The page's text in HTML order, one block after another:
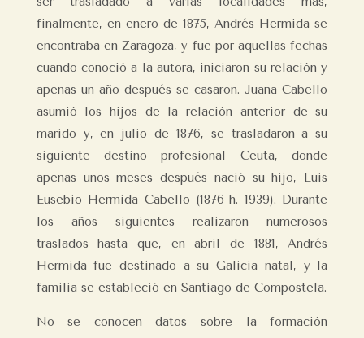
finalmente, en enero de 1875, Andrés Hermida se
encontraba en Zaragoza, y fue por aquellas fechas
cuando conoció a la autora, iniciaron su relación y
apenas un año después se casaron. Juana Cabello
asumió los hijos de la relación anterior de su
marido y, en julio de 1876, se trasladaron a su
siguiente destino profesional Ceuta, donde
apenas unos meses después nació su hijo, Luis
Eusebio Hermida Cabello (1876-h. 1939). Durante
los años siguientes realizaron numerosos
traslados hasta que, en abril de 1881, Andrés
Hermida fue destinado a su Galicia natal, y la
familia se estableció en Santiago de Compostela.
No se conocen datos sobre la formación